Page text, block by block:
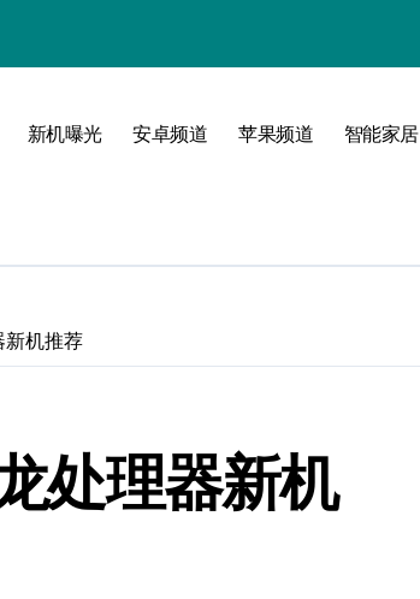
新机曝光 安卓频道 苹果频道 智能家居
新机推荐
处理器新机